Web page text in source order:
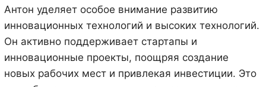
Антон уделяет особое внимание развитию
инновационных технологий и высоких технологий.
Он активно поддерживает стартапы и
инновационные проекты, поощряя создание
новых рабочих мест и привлекая инвестиции. Это